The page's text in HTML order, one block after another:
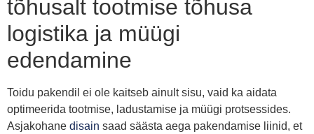
tõhusalt tootmise tõhusa
logistika ja müügi
edendamine
Toidu pakendil ei ole kaitseb ainult sisu, vaid ka aidata
optimeerida tootmise, ladustamise ja müügi protsessides.
Asjakohane disain saad säästa aega pakendamise liinid, et